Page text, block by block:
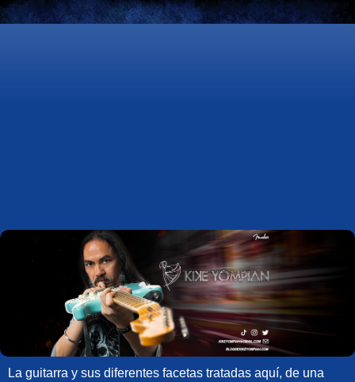
La guitarra y sus diferentes facetas tratadas aquí, de una